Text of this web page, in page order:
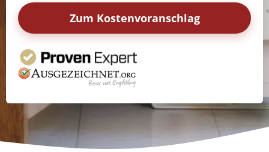
Zum Kostenvoranschlag